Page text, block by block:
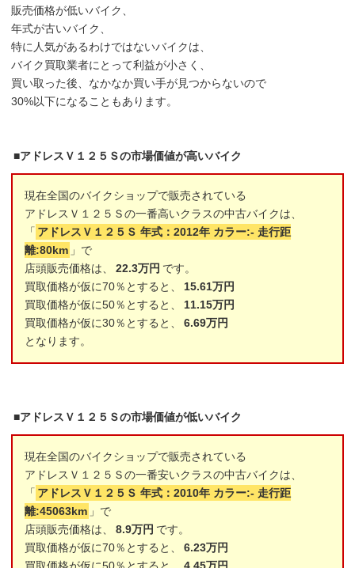
販売価格が低いバイク、
年式が古いバイク、
特に人気があるわけではないバイクは、
バイク買取業者にとって利益が小さく、
買い取った後、なかなか買い手が見つからないので
30%以下になることもあります。
■アドレスＶ１２５Ｓの市場価値が高いバイク
現在全国のバイクショップで販売されている
アドレスＶ１２５Ｓの一番高いクラスの中古バイクは、
「 アドレスＶ１２５Ｓ 年式：2012年 カラー:- 走行距
離:80km 」で
店頭販売価格は、
22.3万円 です。
買取価格が仮に70％とすると、
15.61万円
買取価格が仮に50％とすると、
11.15万円
買取価格が仮に30％とすると、
6.69万円
となります。
■アドレスＶ１２５Ｓの市場価値が低いバイク
現在全国のバイクショップで販売されている
アドレスＶ１２５Ｓの一番安いクラスの中古バイクは、
「 アドレスＶ１２５Ｓ 年式：2010年 カラー:- 走行距
離:45063km 」で
店頭販売価格は、
8.9万円 です。
買取価格が仮に70％とすると、
6.23万円